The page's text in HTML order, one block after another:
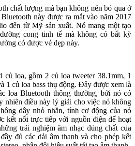
chất lượng mà bạn không nên bỏ qua ở
này được ra mắt vào năm 2017
đến từ Mỹ sản xuất. Nó mang một tạo
cong tinh tế mà không có bất kỳ
có được vẻ đẹp này.
loa, gồm 2 củ loa tweeter 38.1mm, 1
1 củ loa bass thụ động. Đây được xem là
loa Bluetooth thông thường, bởi nó có
nhiên điều này lý giải cho việc nó không
dây nhỏ nhắn, tính cơ động của nó
kết nối trực tiếp với nguồn điện để hoạt
trải nghiệm âm nhạc đúng chất của
đủ các dải âm thanh và cho phép kết